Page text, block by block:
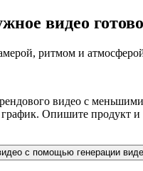
видео готово
ритмом и
видео с
Опишите продукт и